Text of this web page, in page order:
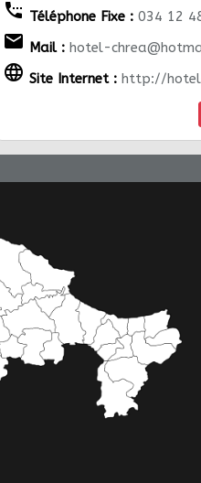
settings_phone Téléphone Fixe : 034 12
email Mail : hotel-
language Site Internet : http://